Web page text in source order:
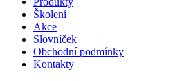
Školení
Akce
Slovníček
Obchodní podmínky
Kontakty